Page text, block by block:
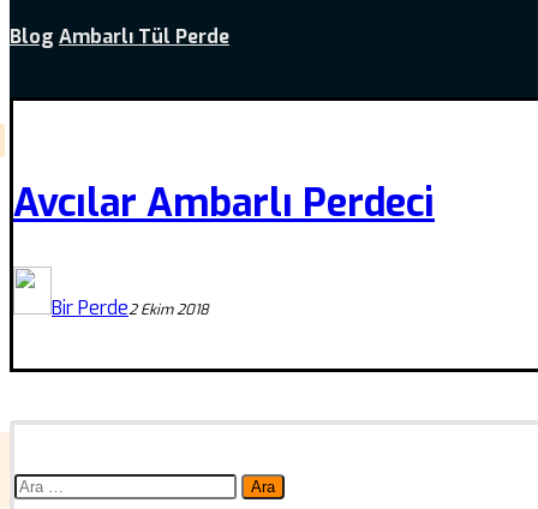
Blog Ambarlı Tül Perde
Avcılar Ambarlı Perdeci
Bir Perde2 Ekim 2018
Arama: